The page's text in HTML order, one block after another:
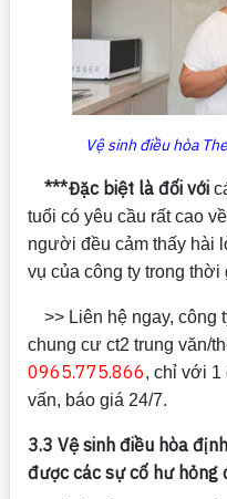
Vệ sinh điều hòa
***Đặc biệt là đối với
tuổi có yêu cầu rất cao
người đều cảm thấy hài
vụ của công ty trong thời
>> Liên hệ ngay, công
chung cư ct2 trung văn/
0965.775.866, chỉ với 1
vấn, báo giá 24/7.
3.3 Vệ sinh điều hòa
được các sự cố hư hỏng